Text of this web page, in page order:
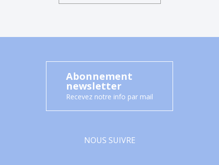
Abonnement
newsletter
Recevez notre info par mail
NOUS SUIVRE